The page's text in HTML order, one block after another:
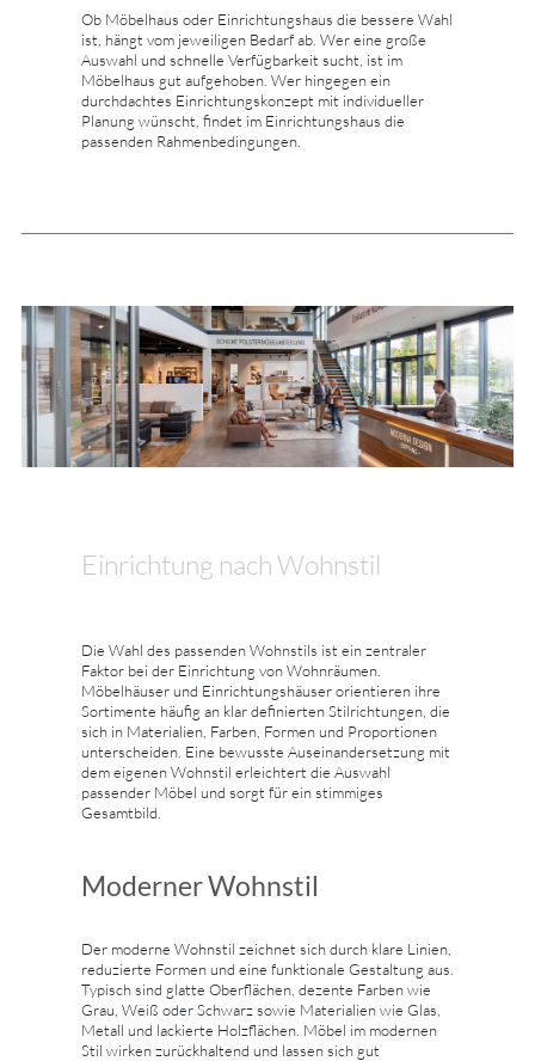
Ob Möbelhaus oder Einrichtungshaus die bessere Wahl
ist, hängt vom jeweiligen Bedarf ab. Wer eine große
Auswahl und schnelle Verfügbarkeit sucht, ist im
Möbelhaus gut aufgehoben. Wer hingegen ein
durchdachtes Einrichtungskonzept mit individueller
Planung wünscht, findet im Einrichtungshaus die
passenden Rahmenbedingungen.
Einrichtung nach Wohnstil
Die Wahl des passenden Wohnstils ist ein zentraler
Faktor bei der Einrichtung von Wohnräumen.
Möbelhäuser und Einrichtungshäuser orientieren ihre
Sortimente häufig an klar definierten Stilrichtungen, die
sich in Materialien, Farben, Formen und Proportionen
unterscheiden. Eine bewusste Auseinandersetzung mit
dem eigenen Wohnstil erleichtert die Auswahl
passender Möbel und sorgt für ein stimmiges
Gesamtbild.
Moderner Wohnstil
Der moderne Wohnstil zeichnet sich durch klare Linien,
reduzierte Formen und eine funktionale Gestaltung aus.
Typisch sind glatte Oberflächen, dezente Farben wie
Grau, Weiß oder Schwarz sowie Materialien wie Glas,
Metall und lackierte Holzflächen. Möbel im modernen
Stil wirken zurückhaltend und lassen sich gut